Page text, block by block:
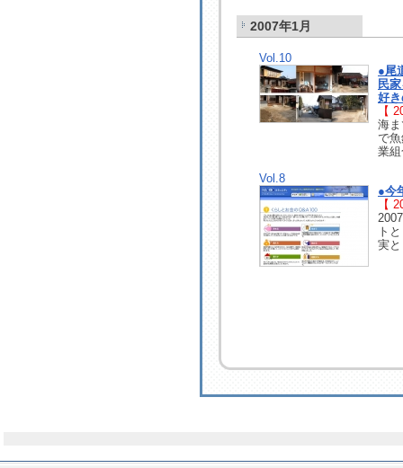
2007年1月
Vol.10
●尾
民
好
【
海
で
業
Vol.8
●今
【
ト
実